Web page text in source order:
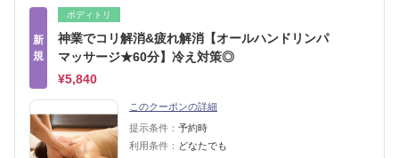
新
規
ボディトリ
神業でコリ解消&疲れ解消【オールハンドリンパ
マッサージ★60分】冷え対策◎
¥5,840
このクーポンの詳細
提示条件： 予約時
利用条件： どなたでも